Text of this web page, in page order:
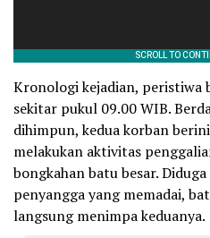
Kronologi kejadian, peristiwa
sekitar pukul 09.00 WIB.
dihimpun, kedua korban
melakukan aktivitas
bongkahan batu besar.
penyangga yang memadai,
langsung menimpa keduanya.